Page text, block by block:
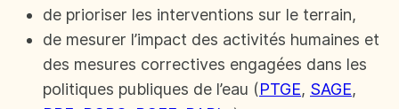
de prioriser les interventions sur le terrain,
de mesurer l’impact des activités humaines et
des mesures correctives engagées dans les
politiques publiques de l’eau (PTGE, SAGE,